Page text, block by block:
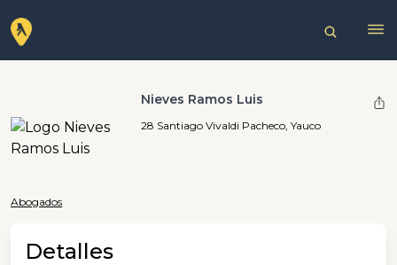
Nieves Ramos Luis
28 Santiago Vivaldi Pacheco, Yauco
Abogados
Detalles